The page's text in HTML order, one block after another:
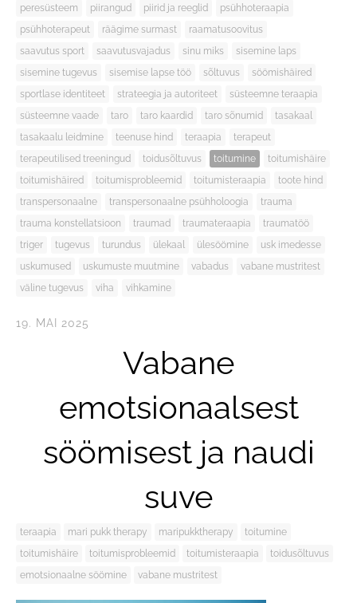
peresüsteem
piirangud piirid ja reeglid
psühhoteraapia
psühhoterapeut
räägime surmast
raamatusoovitus
saavutus sport
saavutusvajadus sinu miks
sisemine laps
sisemine tugevus
sisemise lapse töö sõltuvus
söömishäired
sportlase identiteet
strateegia ja autoriteet
süsteemne teraapia
süsteemne vaade
taro taro kaardid taro sõnumid
tasakaal
tasakaalu leidmine
teenuse hind teraapia
terapeut
terapeutilised treeningud
toidusõltuvus toitumine
toitumishäire
toitumishäired
toitumisprobleemid toitumisteraapia
toote hind
transpersonaalne
transpersonaalne psühholoogia
trauma
trauma konstellatsioon
traumad traumateraapia
traumatöö
triger
tugevus turundus ülekaal ülesöömine
usk imedesse
uskumused
uskumuste muutmine vabadus
vabane mustritest
väline tugevus
viha vihkamine
19. MAI 2025
Vabane
emotsionaalsest
söömisest ja naudi
suve
teraapia mari pukk therapy maripukktherapy
toitumine
toitumishäire
toitumisprobleemid toitumisteraapia
toidusõltuvus
emotsionaalne söömine
vabane mustritest